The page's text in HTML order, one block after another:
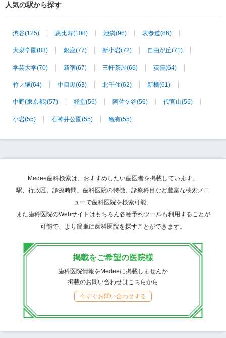
人気の駅から探す
渋谷(125) 恵比寿(108) 池袋(96) 表参道(86)
大泉学園(83) 銀座(77) 新小岩(72) 自由が丘(71)
学芸大学(70) 新宿(67) 三軒茶屋(66) 荻窪(64)
竹ノ塚(64) 中目黒(63) 北千住(62) 新橋(61)
中野(東京都)(57) 経堂(56) 阿佐ケ谷(56) 代官山(56)
小岩(55) 石神井公園(55) 亀有(55)
Medee歯科検索は、おすすめしたい歯医者を掲載しています。
駅、行政区、診療時間、歯科医院の特徴、診療科目など豊富な検索メニ
ューで歯科医院を検索可能。
また歯科医院のWebサイトはもちろん各種予約ツールも利用することが
可能で、より簡単に歯科医院を探すことができます。
掲載をご希望の医院様
歯科医院情報をMedeeに掲載しませんか
掲載のお問い合わせはこちらから
今すぐお問い合わせする